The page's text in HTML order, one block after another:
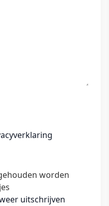
worden
uitschrijven